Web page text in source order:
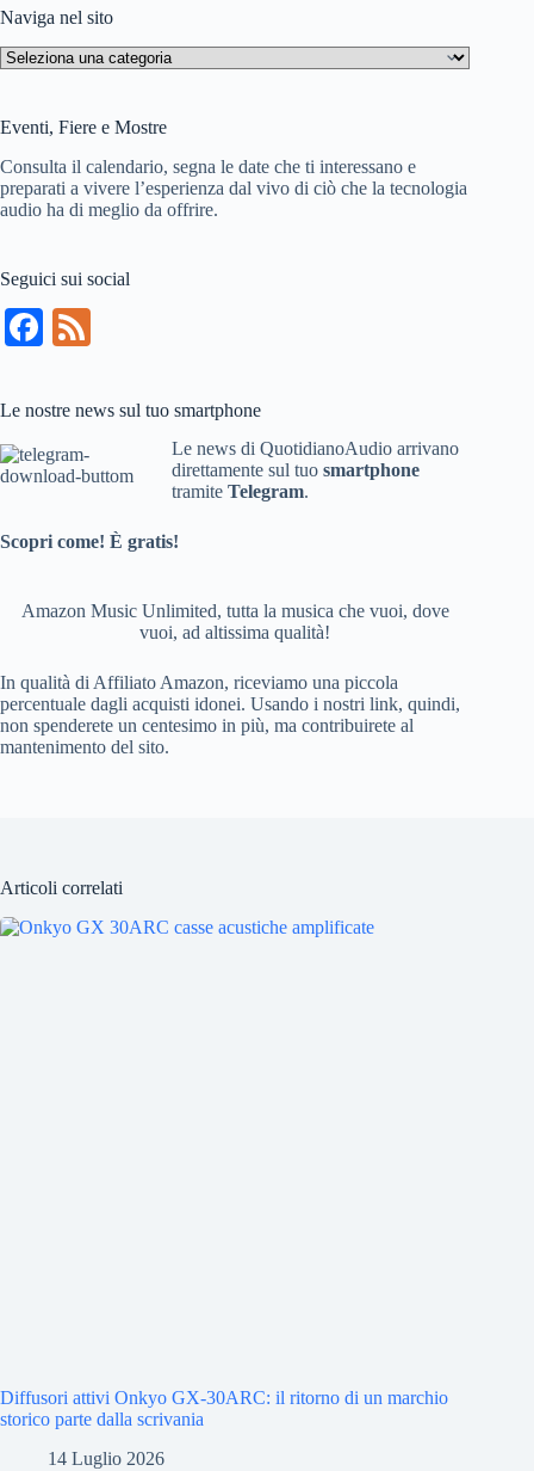
Naviga nel sito
Naviga
nel
Eventi, Fiere e Mostre
Consulta il calendario, segna le date che ti interessano e
preparati a vivere l’esperienza dal vivo di ciò che la tecnologia
audio ha di meglio da offrire.
Seguici sui social
Fa
bo
ok
Le nostre news sul tuo smartphone
Le news di QuotidianoAudio arrivano
direttamente sul tuo smartphone
tramite Telegram.
Scopri come! È gratis!
Amazon Music Unlimited, tutta la musica che vuoi, dove
vuoi, ad altissima qualità!
In qualità di Affiliato Amazon, riceviamo una piccola
percentuale dagli acquisti idonei. Usando i nostri link, quindi,
non spenderete un centesimo in più, ma contribuirete al
mantenimento del sito.
Articoli correlati
Diffusori attivi Onkyo GX-30ARC: il ritorno di un marchio
storico parte dalla scrivania
14 Luglio 2026